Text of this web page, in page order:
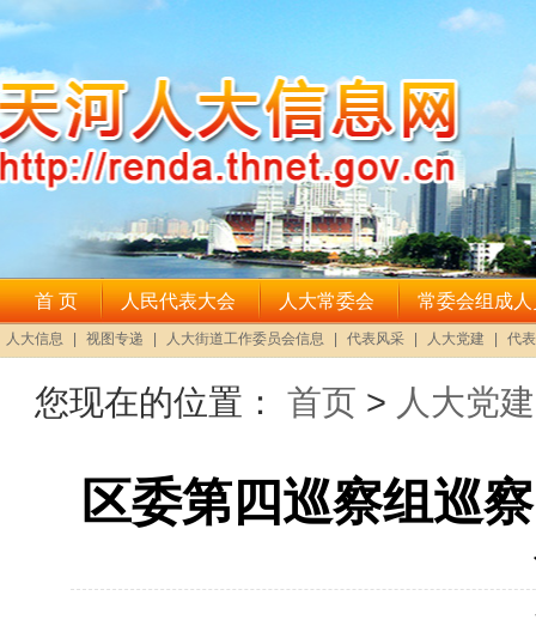
您现在的位置： 首页 > 人大党建
区委第四巡察组巡